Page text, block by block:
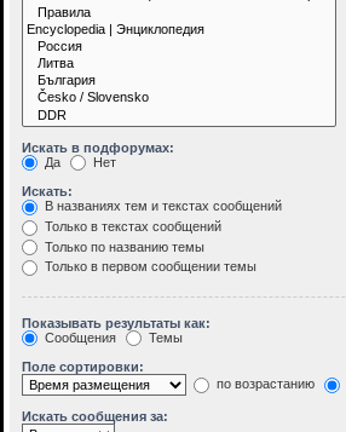
Искать в подфорумах:
Да
Нет
Искать:
В названиях тем и текстах сообщений
Только в текстах сообщений
Только по названию темы
Только в первом сообщении темы
Показывать результаты как:
Сообщения
Темы
Поле сортировки:
по возрастанию
Искать сообщения за: